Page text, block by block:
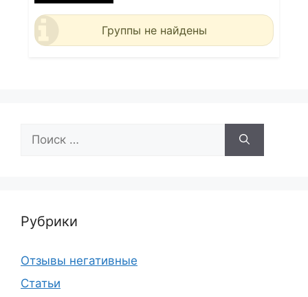
Группы не найдены
Рубрики
Отзывы негативные
Статьи